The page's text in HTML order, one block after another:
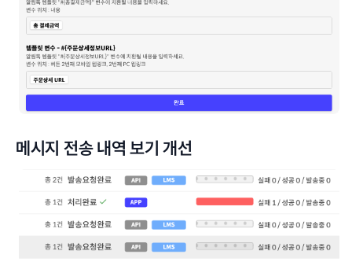
메시지 전송 내역 보기 개선